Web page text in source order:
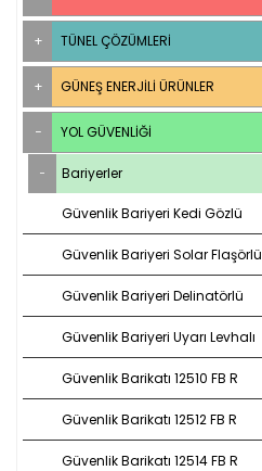
TÜNEL ÇÖZÜMLERI
GÜNEŞ ENERJILI ÜRÜNLER
YOL GÜVENLIĞI
Bariyerler
Güvenlik Bariyeri Kedi Gözlü
Güvenlik Bariyeri Solar Flaşörlü
Güvenlik Bariyeri Delinatörlü
Güvenlik Bariyeri Uyarı Levhalı
Güvenlik Barikatı 12510 FB R
Güvenlik Barikatı 12512 FB R
Güvenlik Barikatı 12514 FB R